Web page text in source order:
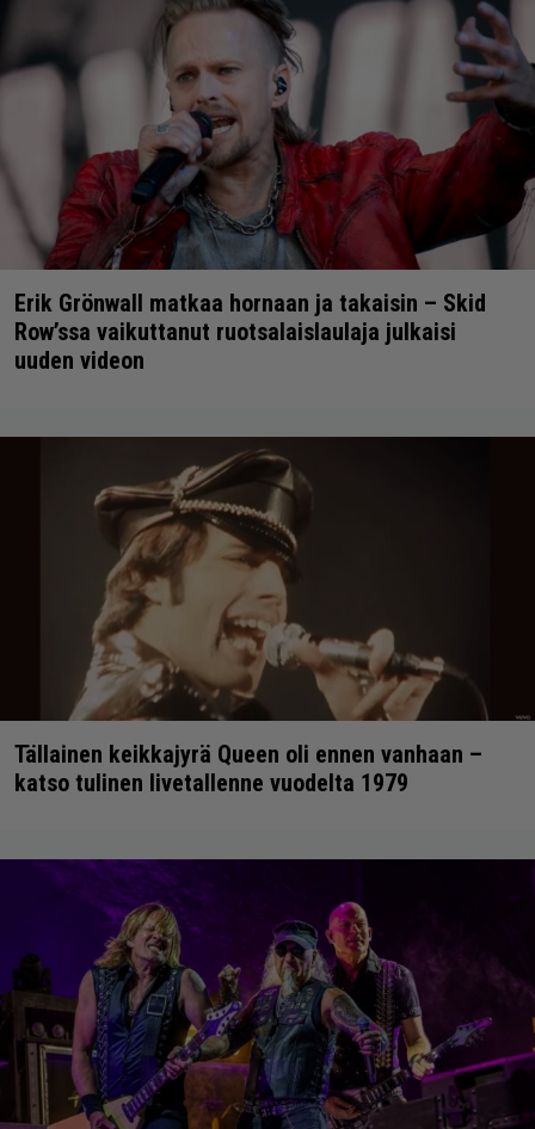
Erik Grönwall matkaa hornaan ja takaisin – Skid
Row’ssa vaikuttanut ruotsalaislaulaja julkaisi
uuden videon
Tällainen keikkajyrä Queen oli ennen vanhaan –
katso tulinen livetallenne vuodelta 1979